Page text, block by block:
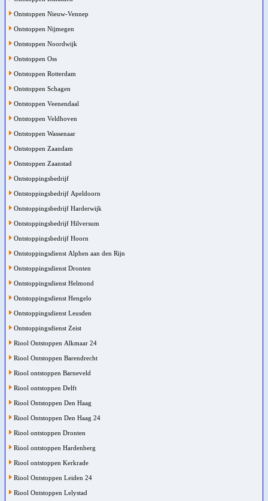
Ontstoppen Nieuw-Vennep
Ontstoppen Nijmegen
Ontstoppen Noordwijk
Ontstoppen Oss
Ontstoppen Rotterdam
Ontstoppen Schagen
Ontstoppen Veenendaal
Ontstoppen Veldhoven
Ontstoppen Wassenaar
Ontstoppen Zaandam
Ontstoppen Zaanstad
Ontstoppingsbedrijf
Ontstoppingsbedrijf Apeldoorn
Ontstoppingsbedrijf Harderwijk
Ontstoppingsbedrijf Hilversum
Ontstoppingsbedrijf Hoorn
Ontstoppingsdienst Alphen aan den Rijn
Ontstoppingsdienst Dronten
Ontstoppingsdienst Helmond
Ontstoppingsdienst Hengelo
Ontstoppingsdienst Leusden
Ontstoppingsdienst Zeist
Riool Ontstoppen Alkmaar 24
Riool Ontstoppen Barendrecht
Riool ontstoppen Barneveld
Riool ontstoppen Delft
Riool Ontstoppen Den Haag
Riool Ontstoppen Den Haag 24
Riool ontstoppen Dronten
Riool ontstoppen Hardenberg
Riool ontstoppen Kerkrade
Riool Ontstoppen Leiden 24
Riool Ontstoppen Lelystad